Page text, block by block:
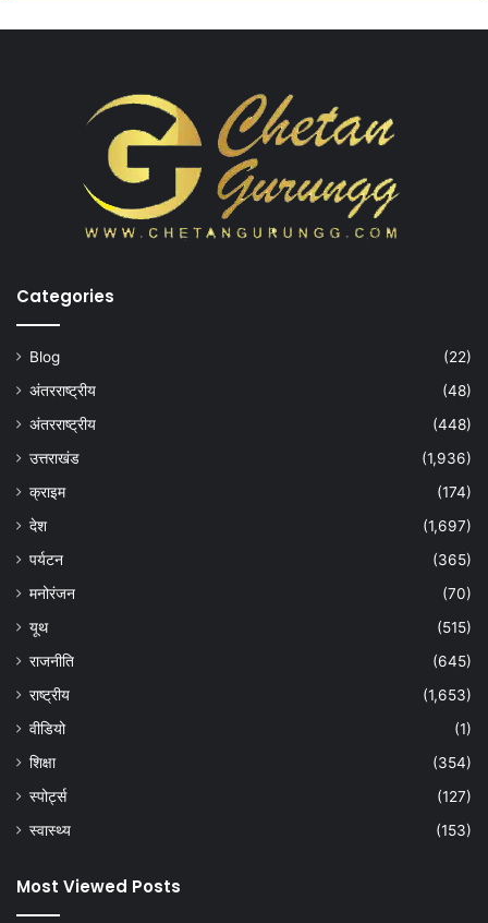
Categories
Blog
(22)
अंतरराष्ट्रीय
(48)
अंतरराष्ट्रीय
(448)
उत्तराखंड
(1,936)
क्राइम
(174)
देश
(1,697)
पर्यटन
(365)
मनोरंजन
(70)
यूथ
(515)
राजनीति
(645)
राष्ट्रीय
(1,653)
वीडियो
(1)
शिक्षा
(354)
स्पोर्ट्स
(127)
स्वास्थ्य
(153)
Most Viewed Posts